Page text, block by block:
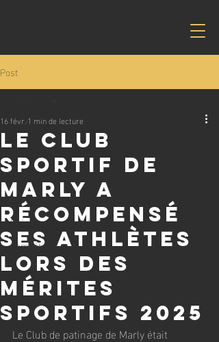
Post
All Posts
Actualités
Membres
Cours
Evénements du club
Compétition
Le Club
sportif de
Marly a
récompensé
ses athlètes
lors des
Mérites
Sportifs 2025
16 févr.1 min de lecture
Le Club de patinage de Marly était